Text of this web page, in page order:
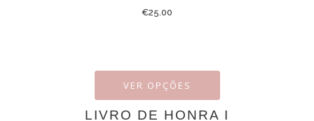
€25.00
VER OPÇÕES
LIVRO DE HONRA I